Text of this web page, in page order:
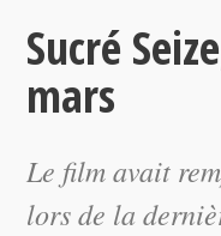
Sucré
mars
Le film avait
lors de la